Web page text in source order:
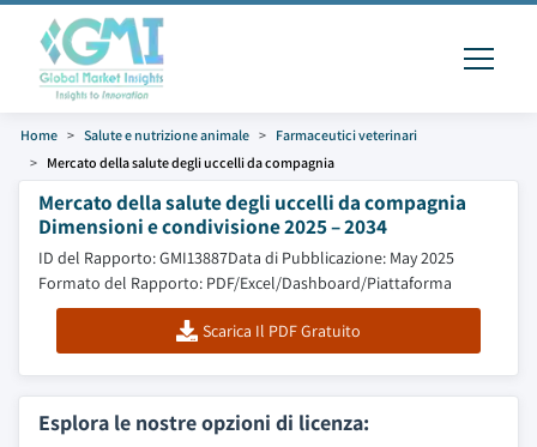
Home Salute e nutrizione animale
Farmaceutici veterinari
Mercato della salute degli uccelli da compagnia
Mercato della salute degli uccelli da compagnia
Dimensioni e condivisione 2025 – 2034
ID del Rapporto: GMI13887Data di Pubblicazione: May 2025
Formato del Rapporto: PDF/Excel/Dashboard/Piattaforma
Scarica Il PDF Gratuito
Esplora le nostre opzioni di licenza: